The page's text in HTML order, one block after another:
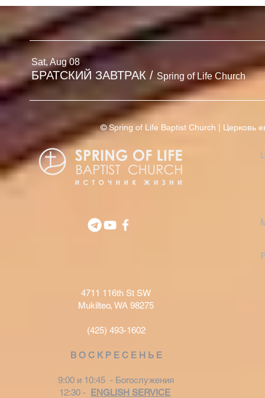
'26
Sat, Aug 08
БРАТСКИЙ ЗАВТРАК / Spring of Life Church
© Spring of Life Baptist Church | Церковь
4711 116th St SW
Mukilteo, WA 98275
(425) 493-1602
В О С К Р Е С Е Н Ь Е
9:00 и 10:45 - Богослужения
12:30 - ENGLISH SERVICE